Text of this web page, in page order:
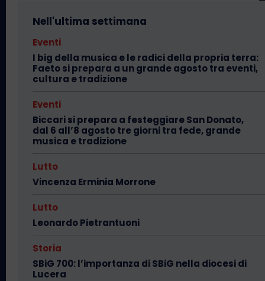
Nell'ultima settimana
Eventi
I big della musica e le radici della propria terra:
Faeto si prepara a un grande agosto tra eventi,
cultura e tradizione
Eventi
Biccari si prepara a festeggiare San Donato,
dal 6 all’8 agosto tre giorni tra fede, grande
musica e tradizione
Lutto
Vincenza Erminia Morrone
Lutto
Leonardo Pietrantuoni
Storia
SBiG 700: l’importanza di SBiG nella diocesi di
Lucera